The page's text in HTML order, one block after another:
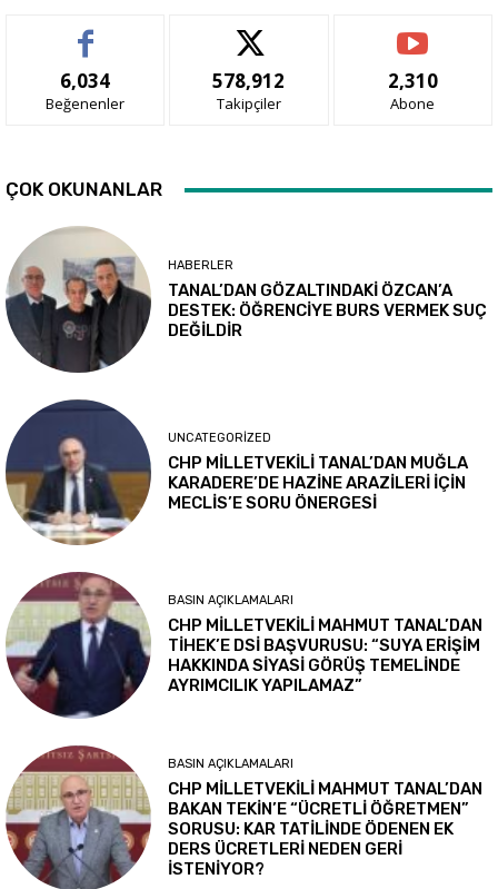
6,034
Beğenenler
578,912
Takipçiler
2,310
Abone
ÇOK OKUNANLAR
HABERLER
TANAL’DAN GÖZALTINDAKİ ÖZCAN’A
DESTEK: ÖĞRENCİYE BURS VERMEK SUÇ
DEĞİLDİR
UNCATEGORIZED
CHP MİLLETVEKİLİ TANAL’DAN MUĞLA
KARADERE’DE HAZİNE ARAZİLERİ İÇİN
MECLİS’E SORU ÖNERGESİ
BASIN AÇIKLAMALARI
CHP MİLLETVEKİLİ MAHMUT TANAL’DAN
TİHEK’E DSİ BAŞVURUSU: “SUYA ERİŞİM
HAKKINDA SİYASİ GÖRÜŞ TEMELİNDE
AYRIMCILIK YAPILAMAZ”
BASIN AÇIKLAMALARI
CHP MİLLETVEKİLİ MAHMUT TANAL’DAN
BAKAN TEKİN’E “ÜCRETLİ ÖĞRETMEN”
SORUSU: KAR TATİLİNDE ÖDENEN EK
DERS ÜCRETLERİ NEDEN GERİ
İSTENİYOR?